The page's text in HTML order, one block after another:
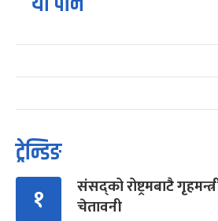
ट्रेन्डिङ
१
संसद्को रोष्ट्रमबाटै
चेतावनी